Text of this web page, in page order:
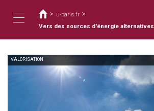
容
Toggle
navigation
在
這
裡
> u-paris.fr >
Vers des sources d'énergie alternatives
VALORISATION